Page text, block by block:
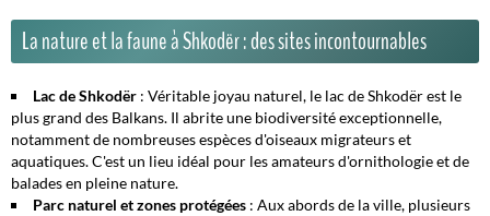
La nature et la faune à Shkodër : des sites incontournables
Lac de Shkodër : Véritable joyau naturel, le lac de Shkodër est le
plus grand des Balkans. Il abrite une biodiversité exceptionnelle,
notamment de nombreuses espèces d'oiseaux migrateurs et
aquatiques. C'est un lieu idéal pour les amateurs d'ornithologie et de
balades en pleine nature.
Parc naturel et zones protégées : Aux abords de la ville, plusieurs